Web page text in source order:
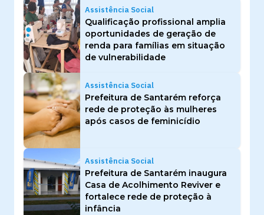
Assistência Social
Qualificação profissional amplia
oportunidades de geração de
renda para famílias em situação
de vulnerabilidade
Assistência Social
Prefeitura de Santarém reforça
rede de proteção às mulheres
após casos de feminicídio
Assistência Social
Prefeitura de Santarém inaugura
Casa de Acolhimento Reviver e
fortalece rede de proteção à
infância